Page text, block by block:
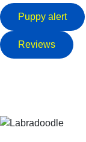
Puppy alert
Reviews